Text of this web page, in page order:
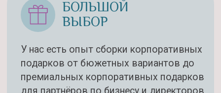
ЕКАТЕРИНА
такую оперативность, четкий и тонкий
подход к работе и заказу! Букет
получился шикарный!! А самое главное
из свежих фруктов!!! Корзина
бесподобно вкусно пахнет фруктами!